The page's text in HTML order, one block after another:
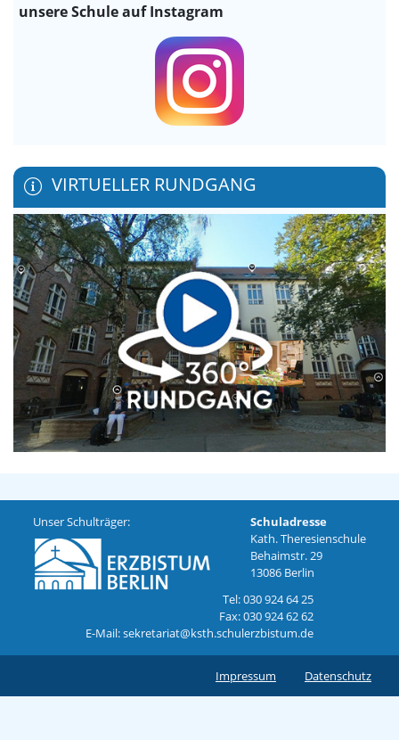
unsere Schule auf Instagram
VIRTUELLER RUNDGANG
Unser Schulträger:
Schuladresse
Kath. Theresienschule
Behaimstr. 29
13086 Berlin
Tel: 030 924 64 25
Fax: 030 924 62 62
E-Mail: sekretariat@ksth.schulerzbistum.de
Impressum Datenschutz